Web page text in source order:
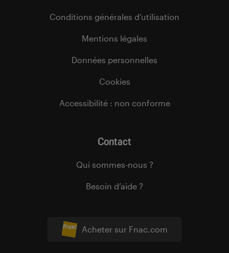
Acheter sur Fnac.com
Conditions générales d’utilisation
Mentions légales
Données personnelles
Cookies
Accessibilité : non conforme
Contact
Qui sommes-nous ?
Besoin d’aide ?